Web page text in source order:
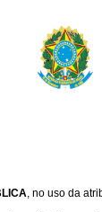
, no uso da